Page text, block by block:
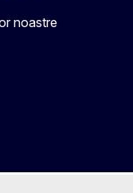
noastre